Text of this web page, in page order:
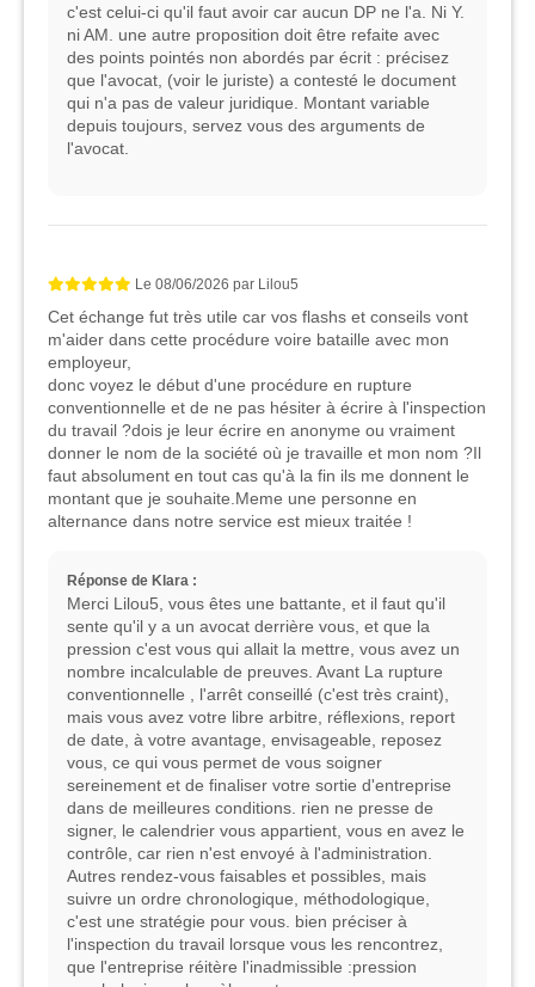
c'est celui-ci qu'il faut avoir car aucun DP ne l'a. Ni Y.
ni AM. une autre proposition doit être refaite avec
des points pointés non abordés par écrit : précisez
que l'avocat, (voir le juriste) a contesté le document
qui n'a pas de valeur juridique. Montant variable
depuis toujours, servez vous des arguments de
l'avocat.
Le 08/06/2026 par Lilou5
Cet échange fut très utile car vos flashs et conseils vont
m'aider dans cette procédure voire bataille avec mon
employeur,
donc voyez le début d'une procédure en rupture
conventionnelle et de ne pas hésiter à écrire à l'inspection
du travail ?dois je leur écrire en anonyme ou vraiment
donner le nom de la société où je travaille et mon nom ?Il
faut absolument en tout cas qu'à la fin ils me donnent le
montant que je souhaite.Meme une personne en
alternance dans notre service est mieux traitée !
Réponse de Klara :
Merci Lilou5, vous êtes une battante, et il faut qu'il
sente qu'il y a un avocat derrière vous, et que la
pression c'est vous qui allait la mettre, vous avez un
nombre incalculable de preuves. Avant La rupture
conventionnelle , l'arrêt conseillé (c'est très craint),
mais vous avez votre libre arbitre, réflexions, report
de date, à votre avantage, envisageable, reposez
vous, ce qui vous permet de vous soigner
sereinement et de finaliser votre sortie d'entreprise
dans de meilleures conditions. rien ne presse de
signer, le calendrier vous appartient, vous en avez le
contrôle, car rien n'est envoyé à l'administration.
Autres rendez-vous faisables et possibles, mais
suivre un ordre chronologique, méthodologique,
c'est une stratégie pour vous. bien préciser à
l'inspection du travail lorsque vous les rencontrez,
que l'entreprise réitère l'inadmissible :pression